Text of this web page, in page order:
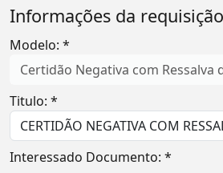
Informações da requisição
Modelo: *
Certidão Negativa com
Titulo: *
Interessado Documento: *